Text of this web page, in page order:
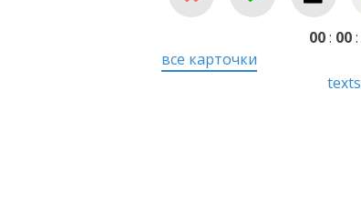
Reject AcceptStop
00: 00:
все карточки
texts